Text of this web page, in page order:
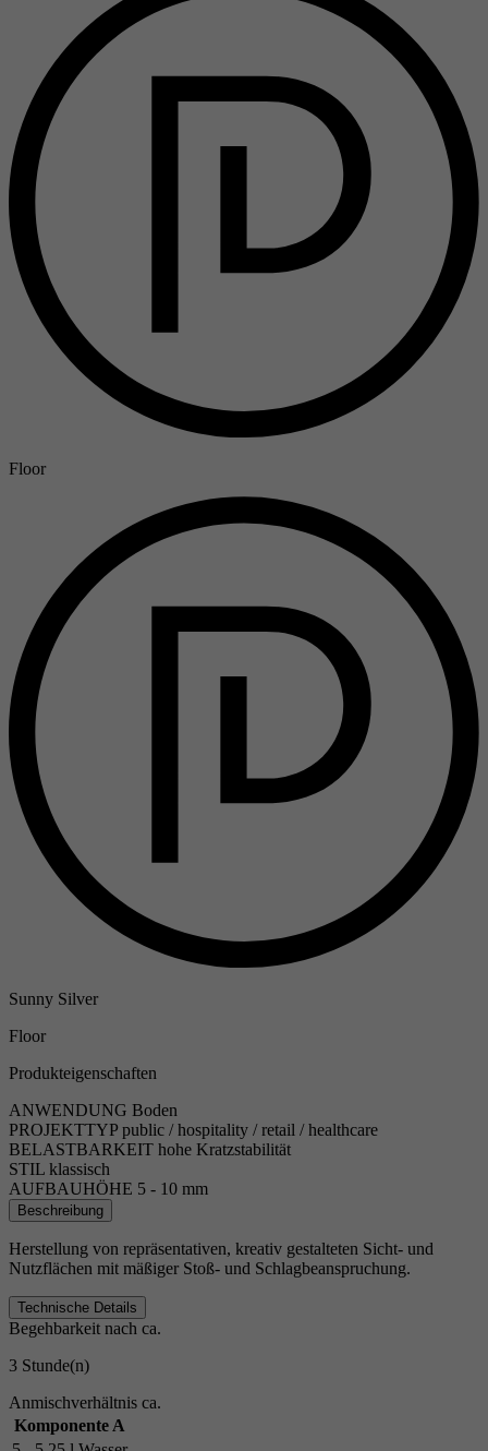
Floor
Sunny Silver
Floor
Produkteigenschaften
ANWENDUNG Boden
PROJEKTTYP public / hospitality / retail / healthcare
BELASTBARKEIT hohe Kratzstabilität
STIL klassisch
AUFBAUHÖHE 5 - 10 mm
Beschreibung
Herstellung von repräsentativen, kreativ gestalteten Sicht- und
Nutzflächen mit mäßiger Stoß- und Schlagbeanspruchung.
Technische Details
Begehbarkeit nach ca.
3 Stunde(n)
Anmischverhältnis ca.
Komponente A